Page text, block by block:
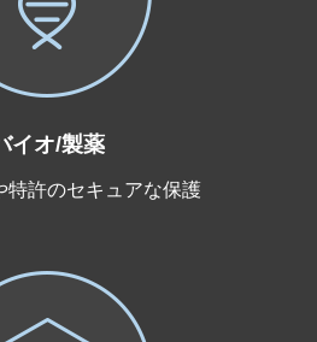
イオ/製薬
特許のセキュアな保護